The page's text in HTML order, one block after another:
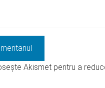
Akismet pentru a